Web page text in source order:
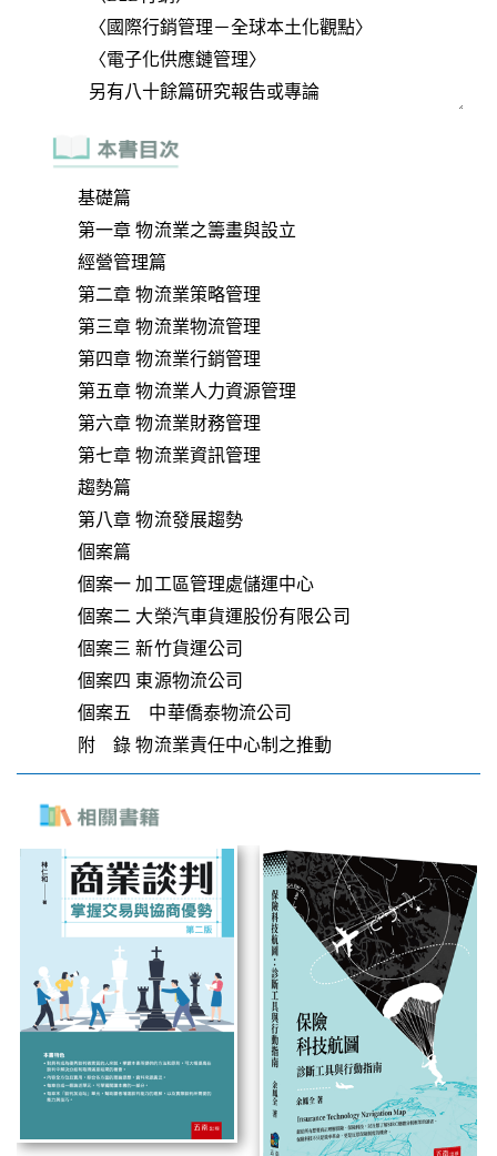
基礎篇
第一章 物流業之籌畫與設立
經營管理篇
第二章 物流業策略管理
第三章 物流業物流管理
第四章 物流業行銷管理
第五章 物流業人力資源管理
第六章 物流業財務管理
第七章 物流業資訊管理
趨勢篇
第八章 物流發展趨勢
個案篇
個案一 加工區管理處儲運中心
個案二 大榮汽車貨運股份有限公司
個案三 新竹貨運公司
個案四 東源物流公司
個案五 中華僑泰物流公司
附 錄 物流業責任中心制之推動